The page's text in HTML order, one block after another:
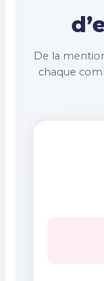
De la
chaque